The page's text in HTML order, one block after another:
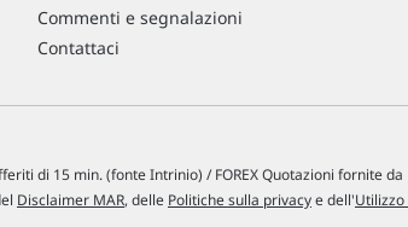
Commenti e segnalazioni
Contattaci
di 15 min. (fonte Intrinio) / FOREX Quotazioni fornite da
Disclaimer MAR, delle Politiche sulla privacye dell'